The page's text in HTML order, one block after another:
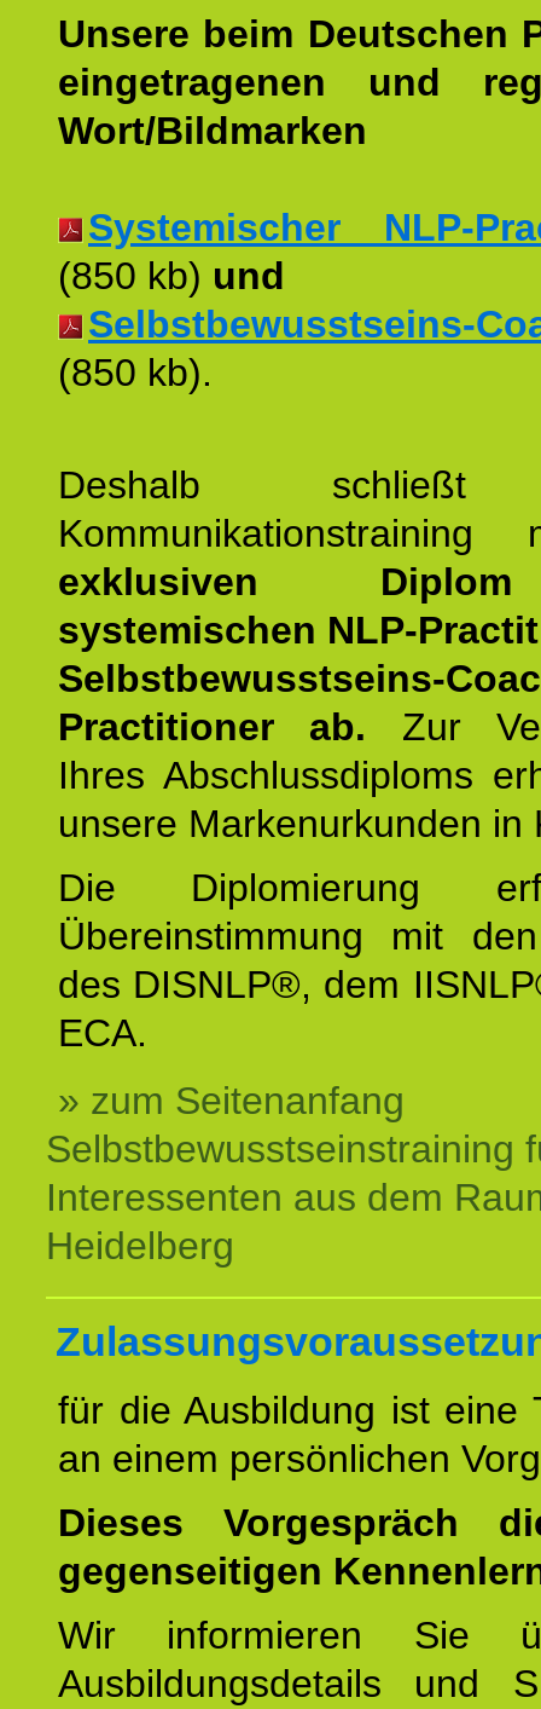
Unsere beim Deutschen
eingetragenen und
Wort/Bildmarken
Systemischer NLP-
(850 kb) und
Selbstbewusstseins-
(850 kb).
Deshalb schließt
exklusiven
systemischen NLP-
Selbstbewusstseins-
Practitioner ab. Zur
Ihres Abschlussdiploms
unsere Markenurkunden in
Die Diplomierung
Übereinstimmung mit
des DISNLP®, dem
ECA.
» zum Seitenanfang
Selbstbewusstseinstraining
Interessenten aus dem
Heidelberg
für die Ausbildung ist eine
an einem persönlichen
Dieses Vorgespräch
gegenseitigen
Wir informieren Sie
Ausbildungsdetails und